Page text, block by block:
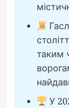
таким
У